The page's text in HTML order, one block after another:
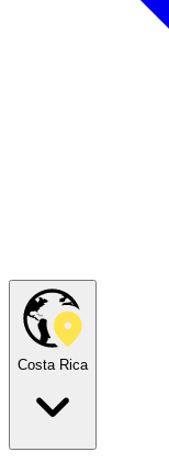
Costa Rica